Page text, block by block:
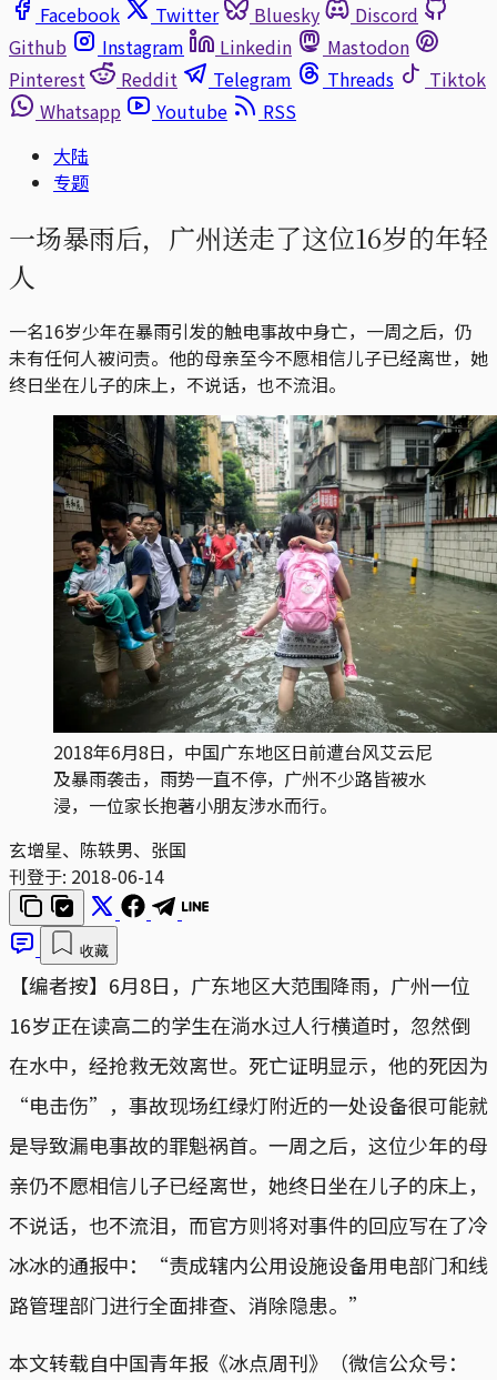
Facebook
Twitter Bluesky
Discord
Github
Instagram Linkedin
Mastodon
Pinterest
Reddit Telegram Threads
Tiktok
Whatsapp
Youtube
RSS
大陆
专题
一场暴雨后，广州送走了这位16岁的年轻
人
一名16岁少年在暴雨引发的触电事故中身亡，一周之后，仍
未有任何人被问责。他的母亲至今不愿相信儿子已经离世，她
终日坐在儿子的床上，不说话，也不流泪。
2018年6月8日，中国广东地区日前遭台风艾云尼
及暴雨袭击，雨势一直不停，广州不少路皆被水
浸，一位家长抱著小朋友涉水而行。
玄增星、陈轶男、张国
刊登于: 2018-06-14
收藏
【编者按】6月8日，广东地区大范围降雨，广州一位
16岁正在读高二的学生在淌水过人行横道时，忽然倒
在水中，经抢救无效离世。死亡证明显示，他的死因为
“电击伤”，事故现场红绿灯附近的一处设备很可能就
是导致漏电事故的罪魁祸首。一周之后，这位少年的母
亲仍不愿相信儿子已经离世，她终日坐在儿子的床上，
不说话，也不流泪，而官方则将对事件的回应写在了冷
冰冰的通报中：“责成辖内公用设施设备用电部门和线
路管理部门进行全面排查、消除隐患。”
本文转载自中国青年报《冰点周刊》（微信公众号：